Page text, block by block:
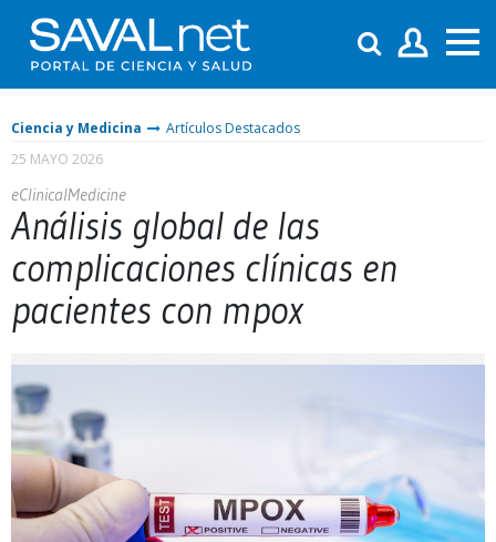
Ciencia y Medicina
Artículos Destacados
25 MAYO 2026
eClinicalMedicine
Análisis global de las
complicaciones clínicas en
pacientes con mpox